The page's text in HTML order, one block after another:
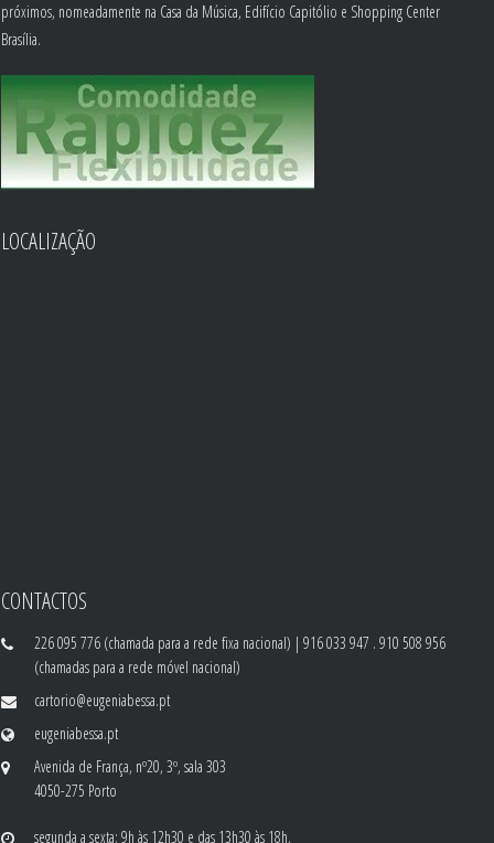
próximos, nomeadamente na Casa da Música, Edifício Capitólio e Shopping Center
Brasília.
LOCALIZAÇÃO
CONTACTOS
226 095 776 (chamada para a rede fixa nacional) | 916 033 947 . 910 508 956
(chamadas para a rede móvel nacional)
cartorio@eugeniabessa.pt
eugeniabessa.pt
Avenida de França, nº20, 3º, sala 303
4050-275 Porto
segunda a sexta: 9h às 12h30 e das 13h30 às 18h.